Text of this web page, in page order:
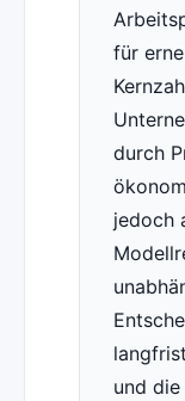
für
durch
jedoch
und